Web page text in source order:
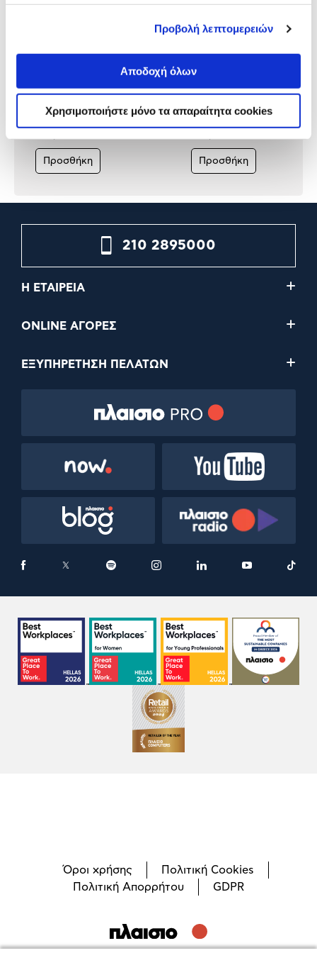
Προβολή λεπτομερειών
Αποδοχή όλων
Χρησιμοποιήστε μόνο τα απαραίτητα cookies
WiFi Mesh TP-Link Deco X50
AX3000 2-pack
Προσθήκη
TP-Link Deco BE65 (1-
WiFi 7
Προσθήκη
210 2895000
Η ΕΤΑΙΡΕΙΑ
ONLINE ΑΓΟΡΕΣ
ΕΞΥΠΗΡΕΤΗΣΗ ΠΕΛΑΤΩΝ
Όροι χρήσης
Πολιτική Cookies
Πολιτική Απορρήτου
GDPR